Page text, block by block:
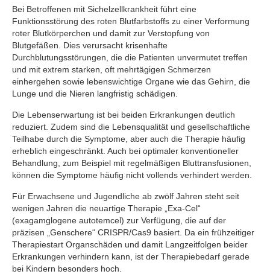
Bei Betroffenen mit Sichelzellkrankheit führt eine
Funktionsstörung des roten Blutfarbstoffs zu einer Verformung
roter Blutkörperchen und damit zur Verstopfung von
Blutgefäßen. Dies verursacht krisenhafte
Durchblutungsstörungen, die die Patienten unvermutet treffen
und mit extrem starken, oft mehrtägigen Schmerzen
einhergehen sowie lebenswichtige Organe wie das Gehirn, die
Lunge und die Nieren langfristig schädigen.
Die Lebenserwartung ist bei beiden Erkrankungen deutlich
reduziert. Zudem sind die Lebensqualität und gesellschaftliche
Teilhabe durch die Symptome, aber auch die Therapie häufig
erheblich eingeschränkt. Auch bei optimaler konventioneller
Behandlung, zum Beispiel mit regelmäßigen Bluttransfusionen,
können die Symptome häufig nicht vollends verhindert werden.
Für Erwachsene und Jugendliche ab zwölf Jahren steht seit
wenigen Jahren die neuartige Therapie „Exa-Cel“
(exagamglogene autotemcel) zur Verfügung, die auf der
präzisen „Genschere“ CRISPR/Cas9 basiert. Da ein frühzeitiger
Therapiestart Organschäden und damit Langzeitfolgen beider
Erkrankungen verhindern kann, ist der Therapiebedarf gerade
bei Kindern besonders hoch.